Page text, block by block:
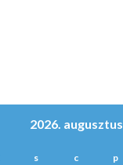
2026. augusztus
s c p